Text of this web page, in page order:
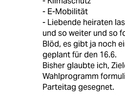
- E-Mobilität
- Liebende heiraten
und so weiter und so
Blöd, es gibt ja noch
geplant für den 16.6.
Bisher glaubte ich,
Wahlprogramm
Parteitag gesegnet.